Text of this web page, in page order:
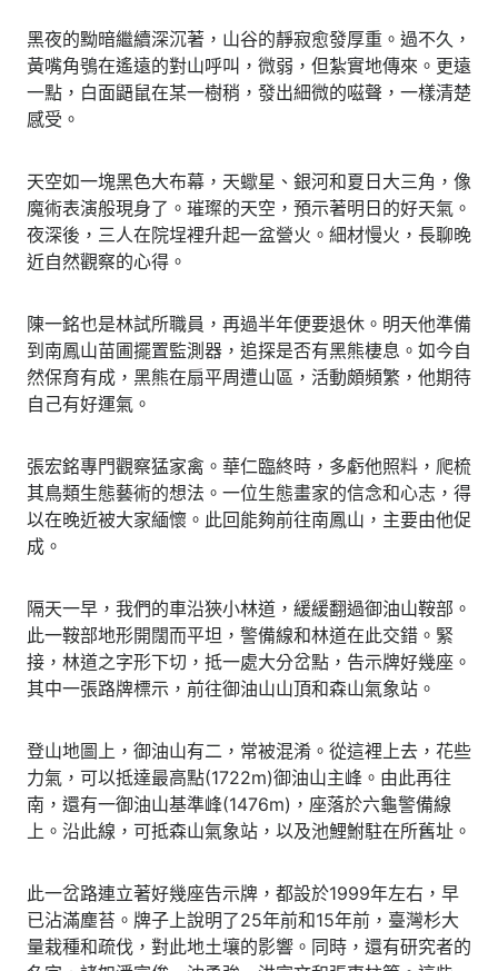
黑夜的黝暗繼續深沉著，山谷的靜寂愈發厚重。過不久，
黃嘴角鴞在遙遠的對山呼叫，微弱，但紮實地傳來。更遠
一點，白面鼯鼠在某一樹稍，發出細微的嗞聲，一樣清楚
感受。
天空如一塊黑色大布幕，天蠍星、銀河和夏日大三角，像
魔術表演般現身了。璀璨的天空，預示著明日的好天氣。
夜深後，三人在院埕裡升起一盆營火。細材慢火，長聊晚
近自然觀察的心得。
陳一銘也是林試所職員，再過半年便要退休。明天他準備
到南鳳山苗圃擺置監測器，追探是否有黑熊棲息。如今自
然保育有成，黑熊在扇平周遭山區，活動頗頻繁，他期待
自己有好運氣。
張宏銘專門觀察猛家禽。華仁臨終時，多虧他照料，爬梳
其鳥類生態藝術的想法。一位生態畫家的信念和心志，得
以在晚近被大家緬懷。此回能夠前往南鳳山，主要由他促
成。
隔天一早，我們的車沿狹小林道，緩緩翻過御油山鞍部。
此一鞍部地形開闊而平坦，警備線和林道在此交錯。緊
接，林道之字形下切，抵一處大分岔點，告示牌好幾座。
其中一張路牌標示，前往御油山山頂和森山氣象站。
登山地圖上，御油山有二，常被混淆。從這裡上去，花些
力氣，可以抵達最高點(1722m)御油山主峰。由此再往
南，還有一御油山基準峰(1476m)，座落於六龜警備線
上。沿此線，可抵森山氣象站，以及池鯉鮒駐在所舊址。
此一岔路連立著好幾座告示牌，都設於1999年左右，早
已沾滿塵苔。牌子上說明了25年前和15年前，臺灣杉大
量栽種和疏伐，對此地土壤的影響。同時，還有研究者的